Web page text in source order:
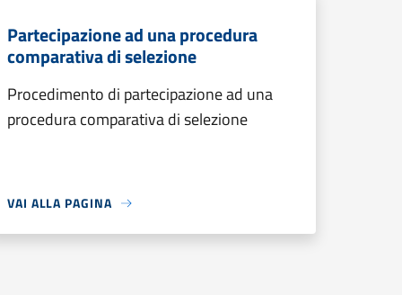
Partecipazione ad una procedura
comparativa di selezione
Procedimento di partecipazione ad una
procedura comparativa di selezione
VAI ALLA PAGINA